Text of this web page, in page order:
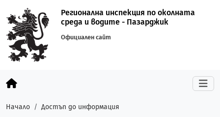
Регионална инспекция по околната
среда и водите - Пазарджик
Официален сайт
Начало Достъп до информация